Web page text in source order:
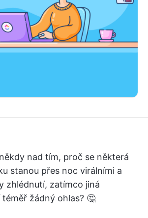
nad tím, proč se některá
stanou přes noc virálními a
zhlédnutí, zatímco jiná
žádný ohlas? 🤔